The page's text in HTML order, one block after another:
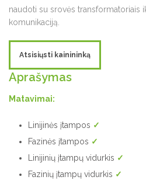
naudoti su srovės transformatoriais
komunikaciją.
Atsisiųsti kainininką
Aprašymas
Matavimai:
Linijinės įtampos ✓
Fazinės įtampos ✓
Linijinių įtampų vidurkis ✓
Fazinių įtampų vidurkis ✓